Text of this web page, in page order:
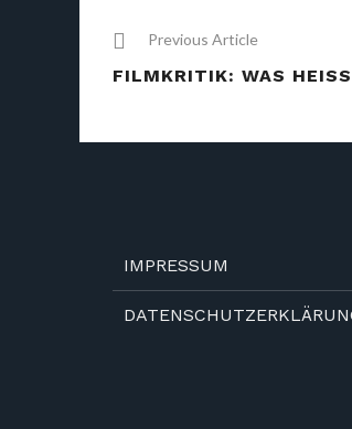
Previous Article
FILMKRITIK: WAS
IMPRESSUM